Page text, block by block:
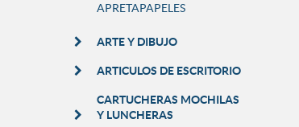
APRETAPAPELES
ARTE Y DIBUJO
ARTICULOS DE ESCRITORIO
CARTUCHERAS MOCHILAS
Y LUNCHERAS